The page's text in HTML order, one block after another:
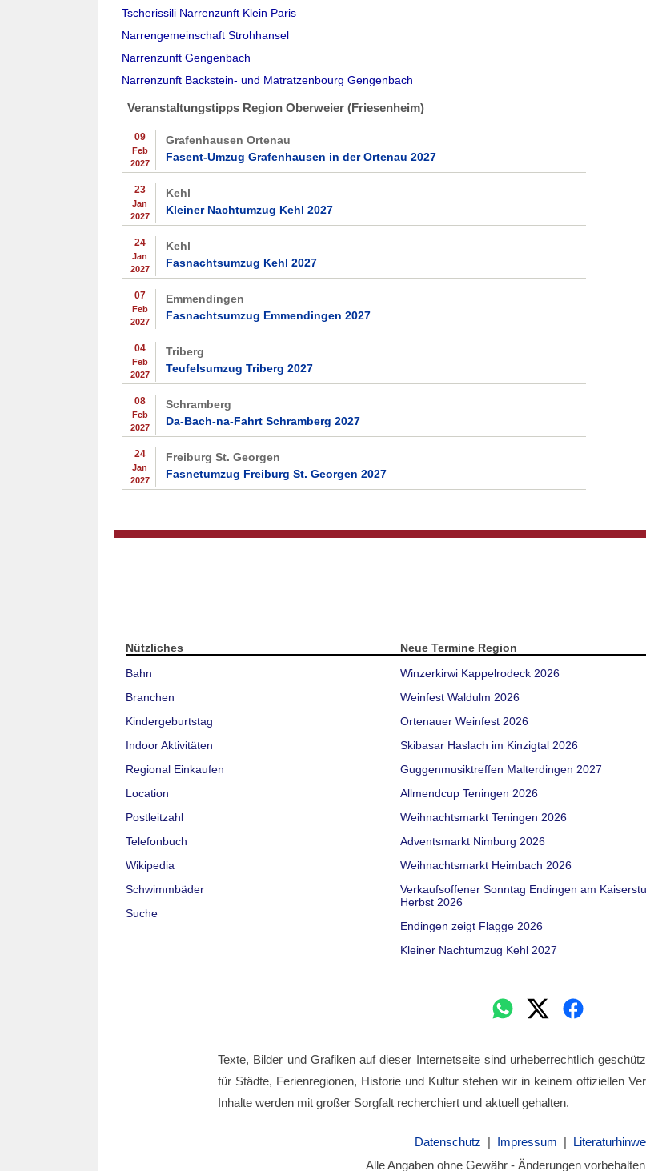
Tscherissili Narrenzunft Klein Paris
Narrengemeinschaft Strohhansel
Narrenzunft Gengenbach
Narrenzunft Backstein- und Matratzenbourg Gengenbach
Veranstaltungstipps Region Oberweier (Friesenheim)
09
Feb
2027
Grafenhausen Ortenau
Fasent-Umzug Grafenhausen in der Ortenau 2027
23
Jan
2027
Kehl
Kleiner Nachtumzug Kehl 2027
24
Jan
2027
Kehl
Fasnachtsumzug Kehl 2027
07
Feb
2027
Emmendingen
Fasnachtsumzug Emmendingen 2027
04
Feb
2027
Triberg
Teufelsumzug Triberg 2027
08
Feb
2027
Schramberg
Da-Bach-na-Fahrt Schramberg 2027
24
Jan
2027
Freiburg St. Georgen
Fasnetumzug Freiburg St. Georgen 2027
Nützliches
Bahn
Branchen
Kindergeburtstag
Indoor Aktivitäten
Regional Einkaufen
Location
Postleitzahl
Telefonbuch
Wikipedia
Schwimmbäder
Suche
Neue Termine Region
Winzerkirwi Kappelrodeck 2026
Weinfest Waldulm 2026
Ortenauer Weinfest 2026
Skibasar Haslach im Kinzigtal 2026
Guggenmusiktreffen Malterdingen 2027
Allmendcup Teningen 2026
Weihnachtsmarkt Teningen 2026
Adventsmarkt Nimburg 2026
Weihnachtsmarkt Heimbach 2026
Verkaufsoffener Sonntag Endingen am
Herbst 2026
Endingen zeigt Flagge 2026
Kleiner Nachtumzug Kehl 2027
Texte, Bilder und Grafiken auf dieser Internetseite sind urheberrechtlich
für Städte, Ferienregionen, Historie und Kultur stehen wir in keinem offiziellen
Inhalte werden mit großer Sorgfalt recherchiert und aktuell gehalten.
Datenschutz | Impressum |
Alle Angaben ohne Gewähr - Änderungen